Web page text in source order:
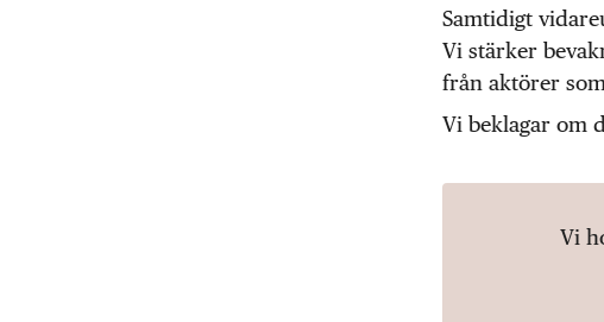
Samtidigt
Vi stärker
från aktörer
Vi beklagar om
Vi